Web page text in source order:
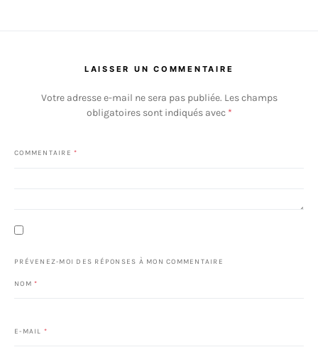
LAISSER UN COMMENTAIRE
Votre adresse e-mail ne sera pas publiée. Les champs
obligatoires sont indiqués avec *
COMMENTAIRE *
PRÉVENEZ-MOI DES RÉPONSES À MON COMMENTAIRE
NOM *
E-MAIL *